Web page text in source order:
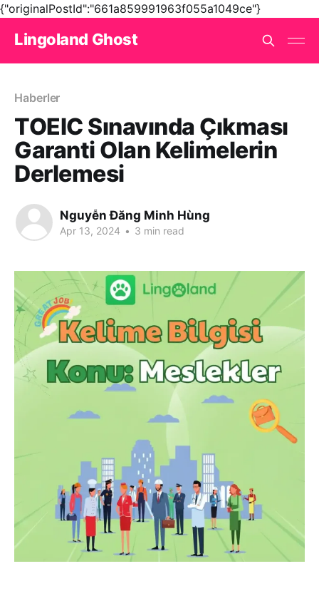
{"originalPostId":"661a859991963f055a1049ce"}
Lingoland Ghost
Haberler
TOEIC Sınavında Çıkması
Garanti Olan Kelimelerin
Derlemesi
Nguyễn Đăng Minh Hùng
Apr 13, 2024 • 3 min read